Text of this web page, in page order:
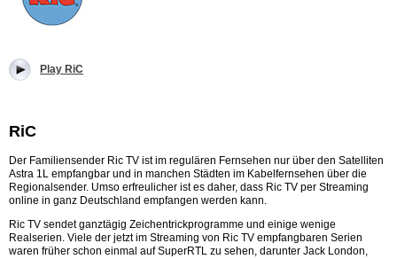
Play RiC
RiC
Der Familiensender Ric TV ist im regulären Fernsehen nur über den Satelliten
Astra 1L empfangbar und in manchen Städten im Kabelfernsehen über die
Regionalsender. Umso erfreulicher ist es daher, dass Ric TV per Streaming
online in ganz Deutschland empfangen werden kann.
Ric TV sendet ganztägig Zeichentrickprogramme und einige wenige
Realserien. Viele der jetzt im Streaming von Ric TV empfangbaren Serien
waren früher schon einmal auf SuperRTL zu sehen, darunter Jack London,